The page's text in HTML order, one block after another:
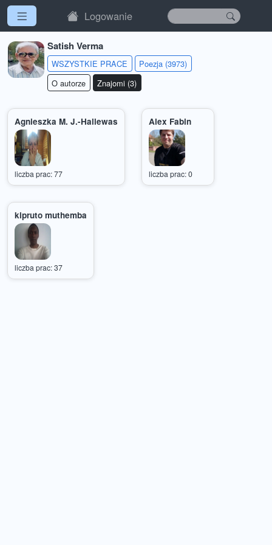
Logowanie
Satish Verma
WSZYSTKIE PRACE
Poezja (3973)
O autorze
Znajomi (3)
Agnieszka M. J.-Hallewas
liczba prac: 77
Alex Fabin
liczba prac: 0
kipruto muthemba
liczba prac: 37